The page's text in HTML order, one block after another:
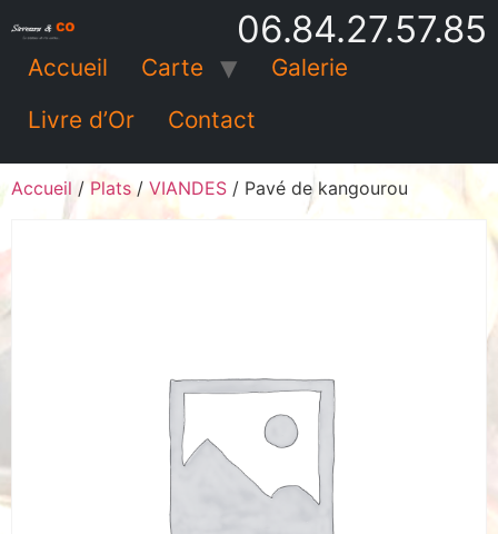
06.84.27.57.85
Accueil Carte
Galerie
Livre d’Or
Contact
Accueil / Plats/ VIANDES / Pavé de kangourou